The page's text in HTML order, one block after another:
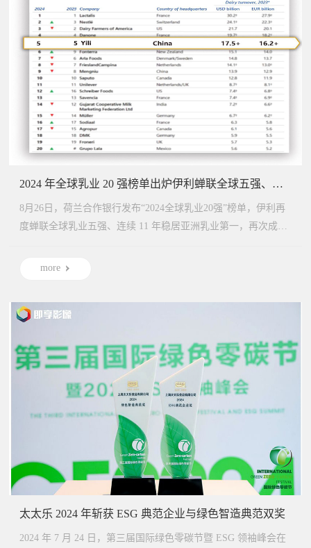
2024 年全球乳业 20 强榜单出炉伊利蝉联全球五强、亚洲第一
8月26日，荷兰合作银行发布“2024全球乳业20强”榜单，伊利再
度蝉联全球乳业五强、连续 11 年稳居亚洲乳业第一，再次成为
more
太太乐 2024 年斩获 ESG 典范企业与绿色智造典范双奖
2024 年 7 月 24 日，第三届国际绿色零碳节暨 ESG 领袖峰会在